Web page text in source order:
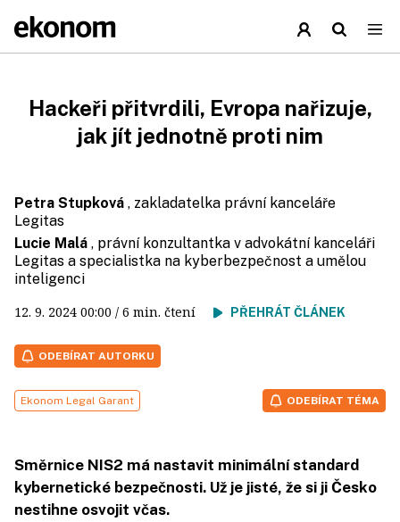
Hackeři přitvrdili, Evropa nařizuje,
jak jít jednotně proti nim
Petra Stupková , zakladatelka právní kanceláře
Legitas
Lucie Malá , právní konzultantka v advokátní kanceláři
Legitas a specialistka na kyberbezpečnost a umělou
inteligenci
12. 9. 2024 00:00 / 6 min. čtení PŘEHRÁT ČLÁNEK
ODEBÍRAT AUTORKU
Ekonom Legal Garant ODEBÍRAT TÉMA
Směrnice NIS2 má nastavit minimální standard
kybernetické bezpečnosti. Už je jisté, že si ji Česko
nestihne osvojit včas.